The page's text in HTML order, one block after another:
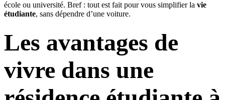
école ou université. Bref : tout est fait pour vous simplifier la vie
étudiante, sans dépendre d’une voiture.
Les avantages de
vivre dans une